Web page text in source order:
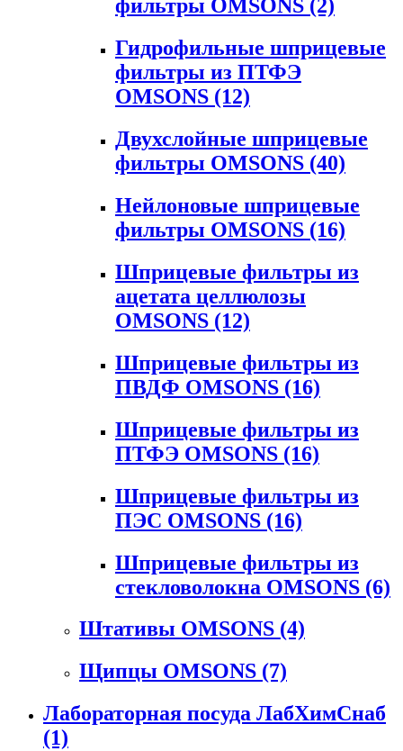
фильтры OMSONS (2)
Гидрофильные шприцевые
фильтры из ПТФЭ
OMSONS (12)
Двухслойные шприцевые
фильтры OMSONS (40)
Нейлоновые шприцевые
фильтры OMSONS (16)
Шприцевые фильтры из
ацетата целлюлозы
OMSONS (12)
Шприцевые фильтры из
ПВДФ OMSONS (16)
Шприцевые фильтры из
ПТФЭ OMSONS (16)
Шприцевые фильтры из
ПЭС OMSONS (16)
Шприцевые фильтры из
стекловолокна OMSONS (6)
Штативы OMSONS (4)
Щипцы OMSONS (7)
Лабораторная посуда ЛабХимСнаб
(1)